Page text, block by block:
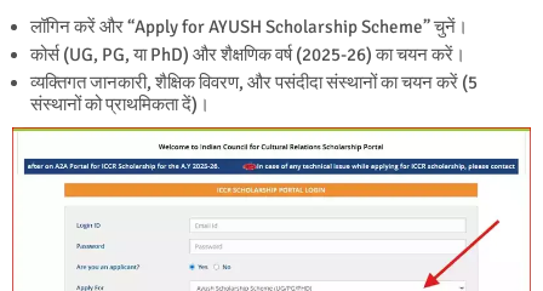
लॉगिन करें और “Apply for AYUSH Scholarship Scheme” चुनें।
कोर्स (UG, PG, या PhD) और शैक्षणिक वर्ष (2025-26) का चयन करें।
व्यक्तिगत जानकारी, शैक्षिक विवरण, और पसंदीदा संस्थानों का चयन करें (5
संस्थानों को प्राथमिकता दें)।